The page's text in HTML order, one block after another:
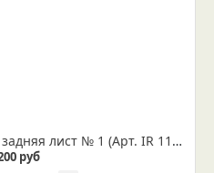
SUZUKI SAMURAI рессора задняя лист № 1 (Арт. IR 11-04-01)
руб